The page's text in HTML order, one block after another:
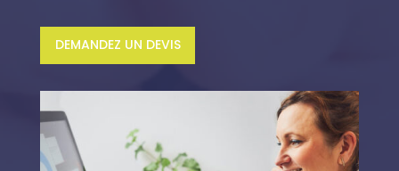
DEMANDEZ UN DEVIS